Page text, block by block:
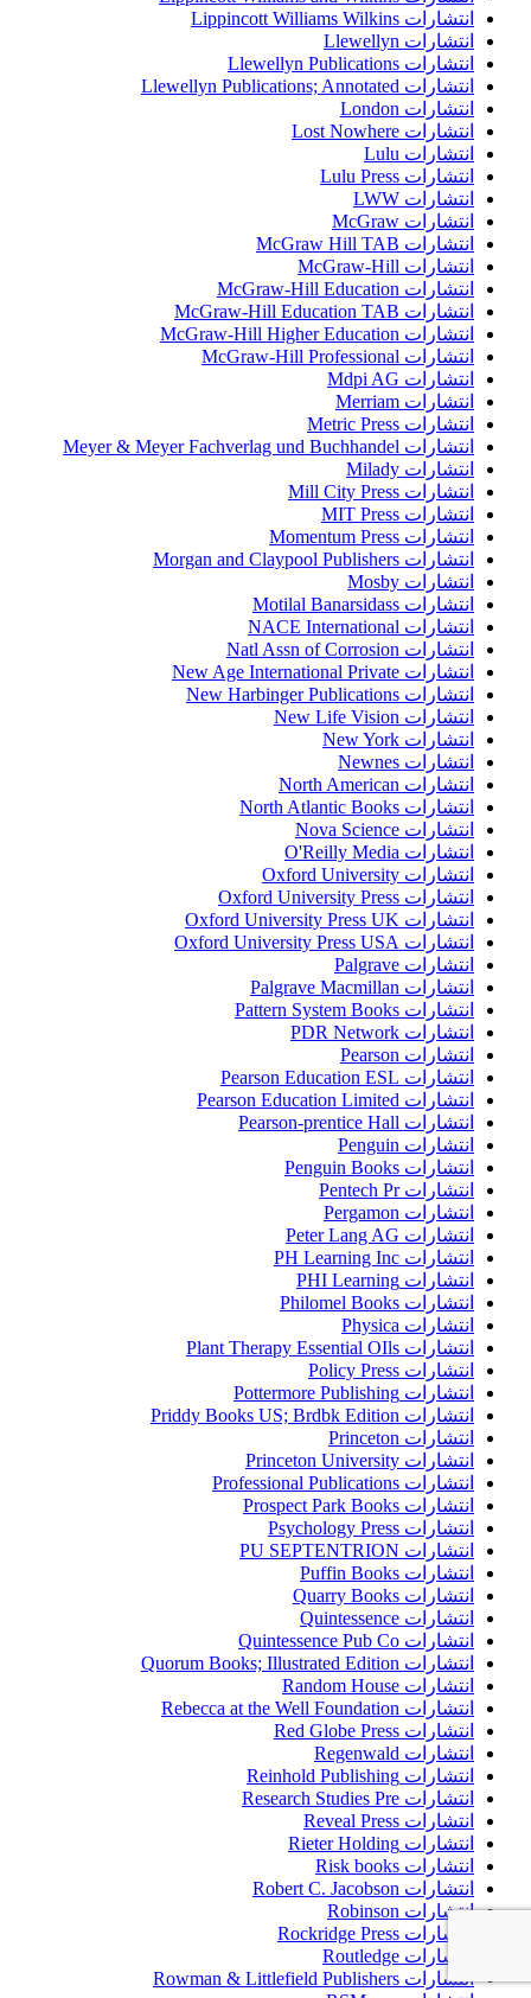
انتشارات Lippincott Williams Wilkins
انتشارات Llewellyn
انتشارات Llewellyn Publications
انتشارات Llewellyn Publications; Annotated
انتشارات London
انتشارات Lost Nowhere
انتشارات Lulu
انتشارات Lulu Press
انتشارات LWW
انتشارات McGraw
انتشارات McGraw Hill TAB
انتشارات McGraw-Hill
انتشارات McGraw-Hill Education
انتشارات McGraw-Hill Education TAB
انتشارات McGraw-Hill Higher Education
انتشارات McGraw-Hill Professional
انتشارات Mdpi AG
انتشارات Merriam
انتشارات Metric Press
انتشارات Meyer & Meyer Fachverlag und Buchhandel
انتشارات Milady
انتشارات Mill City Press
انتشارات MIT Press
انتشارات Momentum Press
انتشارات Morgan and Claypool Publishers
انتشارات Mosby
انتشارات Motilal Banarsidass
انتشارات NACE International
انتشارات Natl Assn of Corrosion
انتشارات New Age International Private
انتشارات New Harbinger Publications
انتشارات New Life Vision
انتشارات New York
انتشارات Newnes
انتشارات North American
انتشارات North Atlantic Books
انتشارات Nova Science
انتشارات O'Reilly Media
انتشارات Oxford University
انتشارات Oxford University Press
انتشارات Oxford University Press UK
انتشارات Oxford University Press USA
انتشارات Palgrave
انتشارات Palgrave Macmillan
انتشارات Pattern System Books
انتشارات PDR Network
انتشارات Pearson
انتشارات Pearson Education ESL
انتشارات Pearson Education Limited
انتشارات Pearson-prentice Hall
انتشارات Penguin
انتشارات Penguin Books
انتشارات Pentech Pr
انتشارات Pergamon
انتشارات Peter Lang AG
انتشارات PH Learning Inc
انتشارات PHI Learning
انتشارات Philomel Books
انتشارات Physica
انتشارات Plant Therapy Essential OIls
انتشارات Policy Press
انتشارات Pottermore Publishing
انتشارات Priddy Books US; Brdbk Edition
انتشارات Princeton
انتشارات Princeton University
انتشارات Professional Publications
انتشارات Prospect Park Books
انتشارات Psychology Press
انتشارات PU SEPTENTRION
انتشارات Puffin Books
انتشارات Quarry Books
انتشارات Quintessence
انتشارات Quintessence Pub Co
انتشارات Quorum Books; Illustrated Edition
انتشارات Random House
انتشارات Rebecca at the Well Foundation
انتشارات Red Globe Press
انتشارات Regenwald
انتشارات Reinhold Publishing
انتشارات Research Studies Pre
انتشارات Reveal Press
انتشارات Rieter Holding
انتشارات Risk books
انتشارات Robert C. Jacobson
انتشارات Robinson
انتشارات Rockridge Press
انتشارات Routledge
انتشارات Rowman & Littlefield Publishers